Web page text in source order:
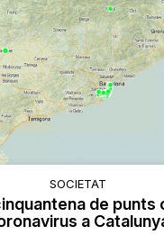
SOCIETAT
de punts
a